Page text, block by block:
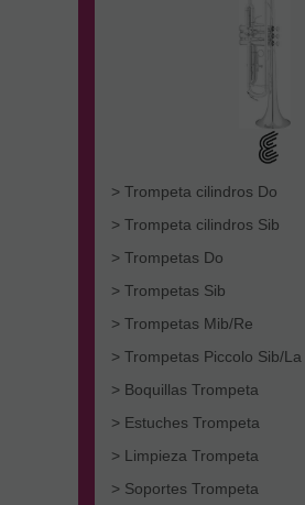
> Trompeta cilindros Do
> Trompeta cilindros Sib
> Trompetas Do
> Trompetas Sib
> Trompetas Mib/Re
> Trompetas Piccolo Sib/La
> Boquillas Trompeta
> Estuches Trompeta
> Limpieza Trompeta
> Soportes Trompeta